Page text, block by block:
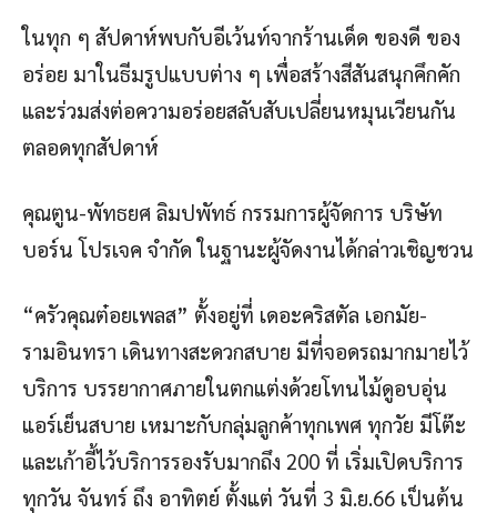
ในทุก ๆ สัปดาห์พบกับอีเว้นท์จากร้านเด็ด ของดี ของ
อร่อย มาในธีมรูปแบบต่าง ๆ เพื่อสร้างสีสันสนุกคึกคัก
และร่วมส่งต่อความอร่อยสลับสับเปลี่ยนหมุนเวียนกัน
ตลอดทุกสัปดาห์
คุณตูน-พัทธยศ ลิมปพัทธ์ กรรมการผู้จัดการ บริษัท
บอร์น โปรเจค จำกัด ในฐานะผู้จัดงานได้กล่าวเชิญชวน
“ครัวคุณต๋อยเพลส” ตั้งอยู่ที่ เดอะคริสตัล เอกมัย-
รามอินทรา เดินทางสะดวกสบาย มีที่จอดรถมากมายไว้
บริการ บรรยากาศภายในตกแต่งด้วยโทนไม้ดูอบอุ่น
แอร์เย็นสบาย เหมาะกับกลุ่มลูกค้าทุกเพศ ทุกวัย มีโต๊ะ
และเก้าอี้ไว้บริการรองรับมากถึง 200 ที่ เริ่มเปิดบริการ
ทุกวัน จันทร์ ถึง อาทิตย์ ตั้งแต่ วันที่ 3 มิ.ย.66 เป็นต้น